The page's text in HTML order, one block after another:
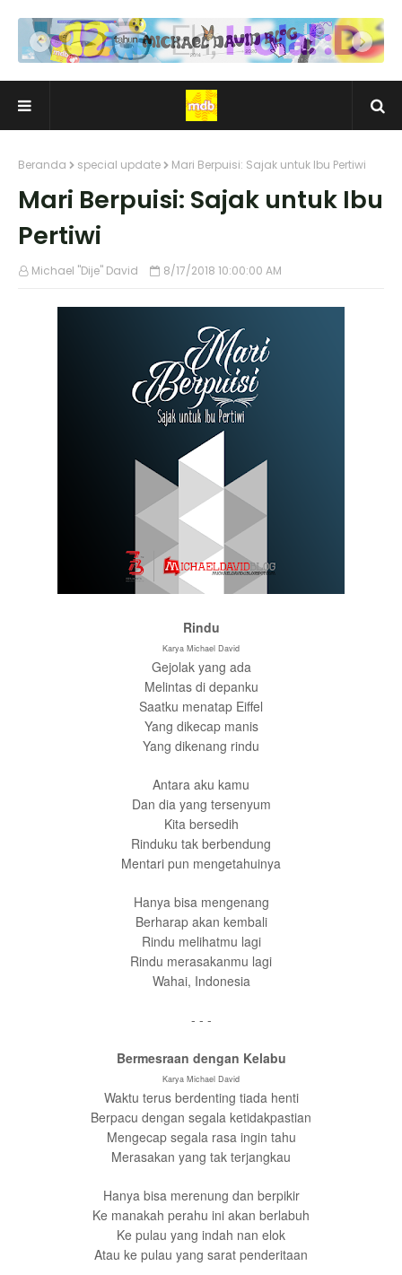
Beranda special update Mari Berpuisi: Sajak untuk Ibu Pertiwi
Mari Berpuisi: Sajak untuk Ibu
Pertiwi
Michael "Dije" David 8/17/2018 10:00:00 AM
Rindu
Karya Michael David
Gejolak yang ada
Melintas di depanku
Saatku menatap Eiffel
Yang dikecap manis
Yang dikenang rindu
Antara aku kamu
Dan dia yang tersenyum
Kita bersedih
Rinduku tak berbendung
Mentari pun mengetahuinya
Hanya bisa mengenang
Berharap akan kembali
Rindu melihatmu lagi
Rindu merasakanmu lagi
Wahai, Indonesia
- - -
Bermesraan dengan Kelabu
Karya Michael David
Waktu terus berdenting tiada henti
Berpacu dengan segala ketidakpastian
Mengecap segala rasa ingin tahu
Merasakan yang tak terjangkau
Hanya bisa merenung dan berpikir
Ke manakah perahu ini akan berlabuh
Ke pulau yang indah nan elok
Atau ke pulau yang sarat penderitaan